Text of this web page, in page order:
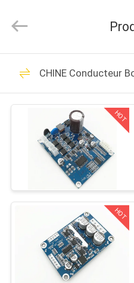
APERÇU
PRODUITS
VIDÉOS
PROPOS
NOUS
Motor
Technology
Rights
de BLDC
moteur
CHINE Conducteur
HOT
HOT